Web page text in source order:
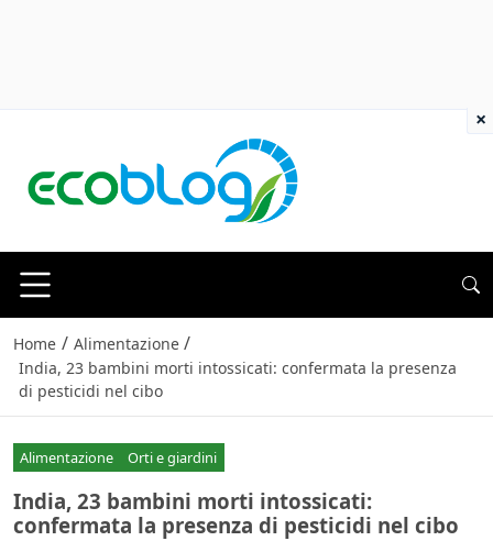
Home / Alimentazione /
India, 23 bambini morti intossicati: confermata la presenza
di pesticidi nel cibo
Alimentazione Orti e giardini
India, 23 bambini morti intossicati:
confermata la presenza di pesticidi nel cibo
×